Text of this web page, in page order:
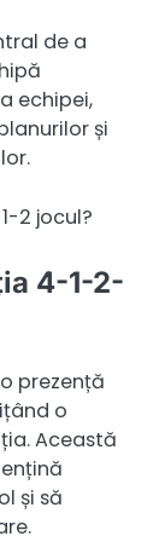
de a
echipei,
și
4-1-2-
prezență
o
Această
și să